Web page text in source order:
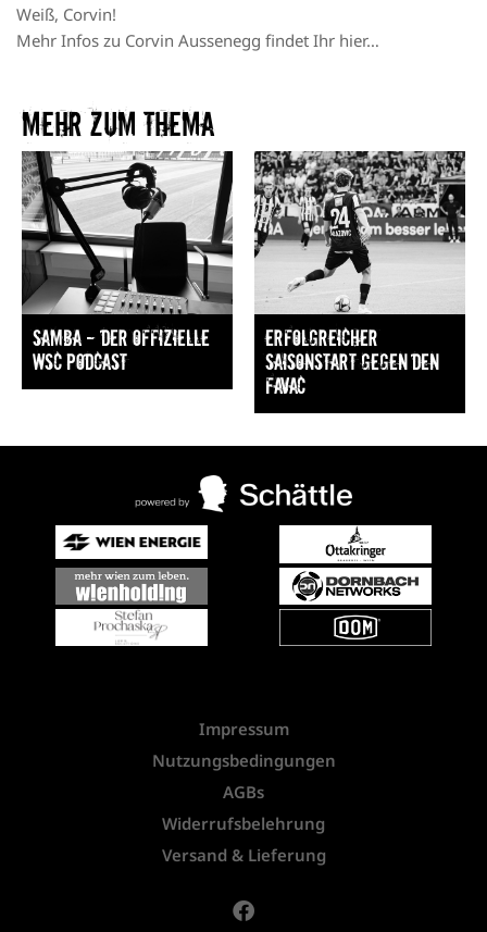
Weiß, Corvin!
Mehr Infos zu Corvin Aussenegg findet Ihr hier…
Mehr zum Thema​
Samba — Der offizielle
WSC Podcast
Erfolgreicher
Saisonstart gegen den
FavAC
Impressum
Nutzungsbedingungen
AGBs
Widerrufsbelehrung
Versand & Lieferung